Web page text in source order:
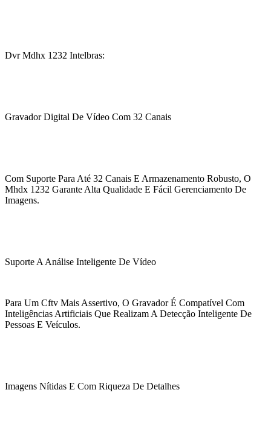
Dvr Mdhx 1232 Intelbras:
Gravador Digital De Vídeo Com 32 Canais
Com Suporte Para Até 32 Canais E Armazenamento Robusto, O
Mhdx 1232 Garante Alta Qualidade E Fácil Gerenciamento De
Imagens.
Suporte A Análise Inteligente De Vídeo
Para Um Cftv Mais Assertivo, O Gravador É Compatível Com
Inteligências Artificiais Que Realizam A Detecção Inteligente De
Pessoas E Veículos.
Imagens Nítidas E Com Riqueza De Detalhes